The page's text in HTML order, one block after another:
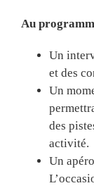
Au
Un
et des
Un
des
activité.
Un